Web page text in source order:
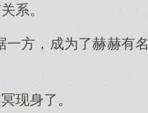
系。
方，成为了赫赫有名
现身了。